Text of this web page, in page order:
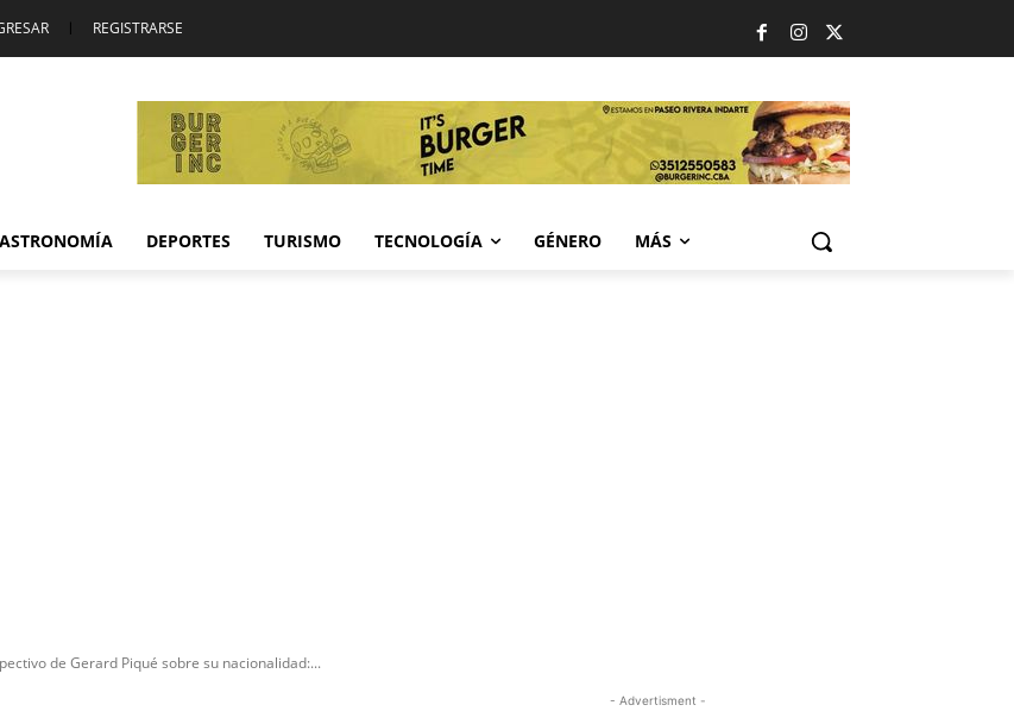
| REGISTRARSE
DEPORTES TURISMO TECNOLOGÍA GÉNERO MÁS
de Gerard Piqué sobre su nacionalidad:...
- Advertisment -